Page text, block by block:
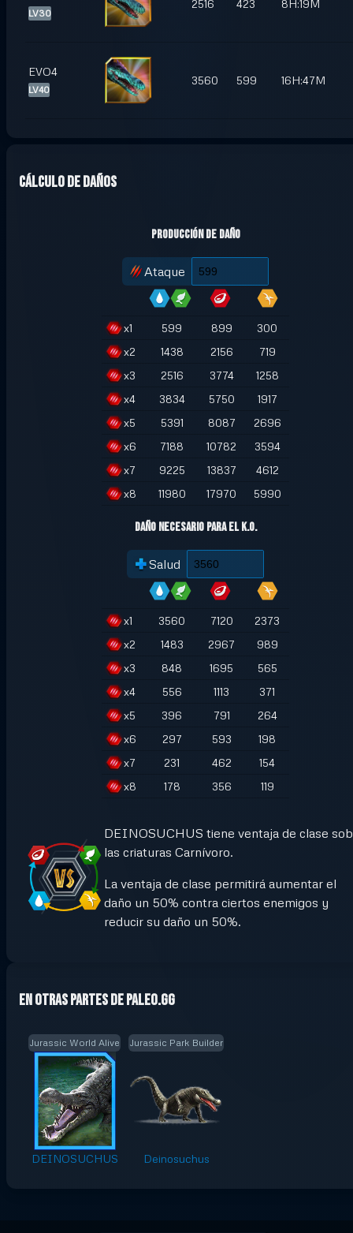
LV30
2516 423 8H:19M
EVO4
LV40
3560 599 16H:47M
Cálculo de daños
Producción de daño
Ataque
x1 599 899
300
x2 1438 2156
719
x3 2516 3774
1258
x4 3834 5750
1917
x5 5391 8087
2696
x6 7188 10782
3594
x7 9225 13837
4612
x8 11980 17970 5990
Daño necesario para el K.O.
Salud
x1 3560 7120
2373
x2 1483 2967
989
x3 848 1695
565
x4 556 1113
371
x5 396 791
264
x6 297 593
198
x7 231 462
154
x8 178 356 119
DEINOSUCHUS tiene ventaja de clase
las criaturas Carnívoro.
La ventaja de clase permitirá aumentar el
daño un 50% contra ciertos enemigos y
reducir su daño un 50%.
En otras partes de Paleo.GG
Jurassic World Alive
DEINOSUCHUS
Jurassic Park Builder
Deinosuchus